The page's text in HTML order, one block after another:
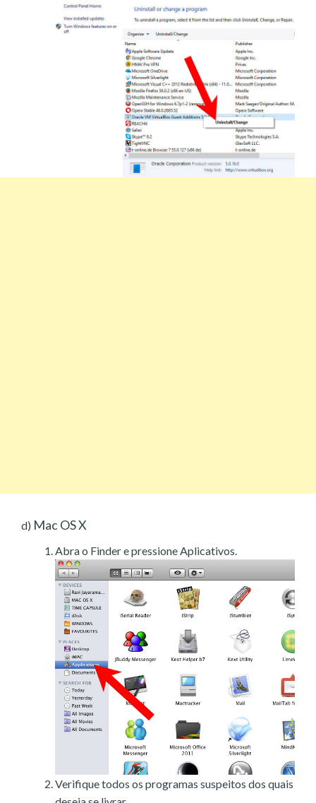
d) Mac OS X
Abra o Finder e pressione Aplicativos.
Verifique todos os programas suspeitos dos quais